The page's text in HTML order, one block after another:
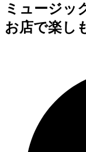
ミュージッ
お店で楽し